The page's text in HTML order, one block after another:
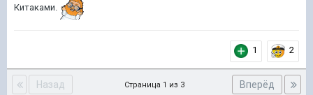
Китаками.
1 2
Назад Вперёд
Страница 1 из 3